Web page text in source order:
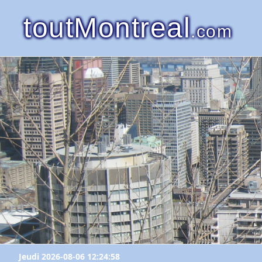
toutMontreal.com
Jeudi 2026-08-06 12:24:58